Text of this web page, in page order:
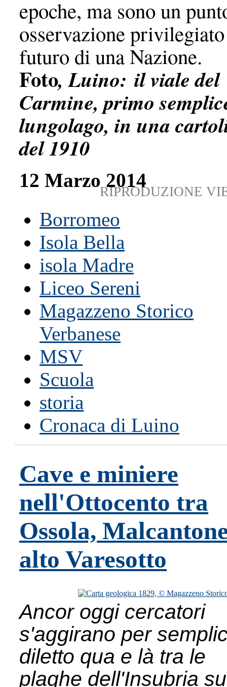
epoche, ma sono un
osservazione
futuro di una Nazione.
Foto, Luino: il viale del
Carmine, primo
lungolago, in una
del 1910
12 Marzo 2014
RIPRODUZIONE
Borromeo
Isola Bella
isola Madre
Liceo Sereni
Magazzeno Storico
Verbanese
MSV
Scuola
storia
Cronaca di Luino
Cave e miniere
nell'Ottocento tra
Ossola,
alto Varesotto
Ancor oggi cercatori
s'aggirano per
diletto qua e là tra le
plaghe dell'Insubria